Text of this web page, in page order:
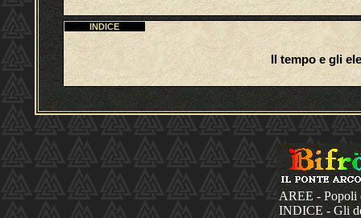
INDICE
Il tempo e gli
AREE - Popoli
INDICE - Gli